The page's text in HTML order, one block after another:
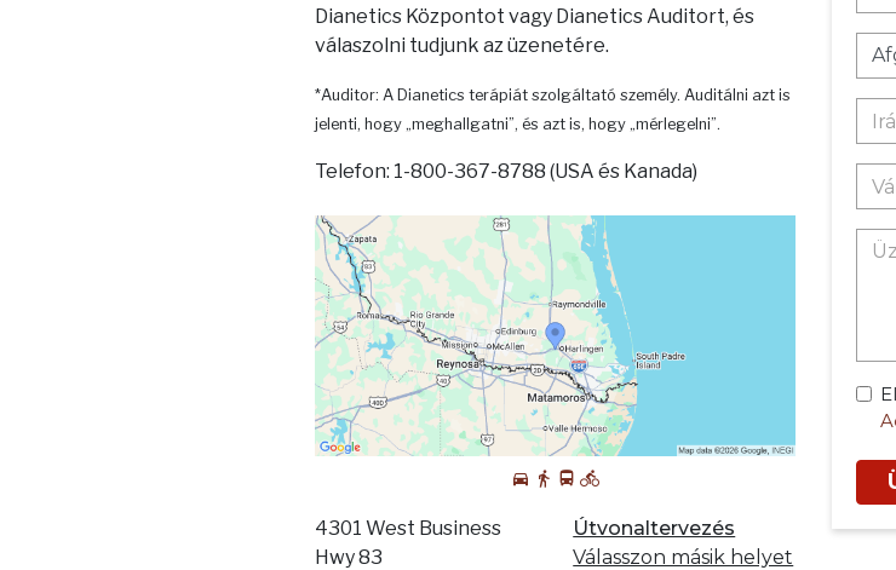
Dianetics Központot vagy Dianetics Auditort, és
válaszolni tudjunk az üzenetére.
*Auditor: A Dianetics terápiát szolgáltató személy. Auditálni azt is
jelenti, hogy „meghallgatni”, és azt is, hogy „mérlegelni”.
Telefon: 1-800-367-8788 (USA és Kanada)
4301 West Business
Hwy 83
Útvonaltervezés
Válasszon másik helyet